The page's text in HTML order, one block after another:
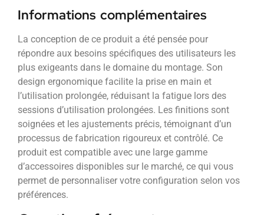
Informations complémentaires
La conception de ce produit a été pensée pour
répondre aux besoins spécifiques des utilisateurs les
plus exigeants dans le domaine du montage. Son
design ergonomique facilite la prise en main et
l’utilisation prolongée, réduisant la fatigue lors des
sessions d’utilisation prolongées. Les finitions sont
soignées et les ajustements précis, témoignant d’un
processus de fabrication rigoureux et contrôlé. Ce
produit est compatible avec une large gamme
d’accessoires disponibles sur le marché, ce qui vous
permet de personnaliser votre configuration selon vos
préférences.